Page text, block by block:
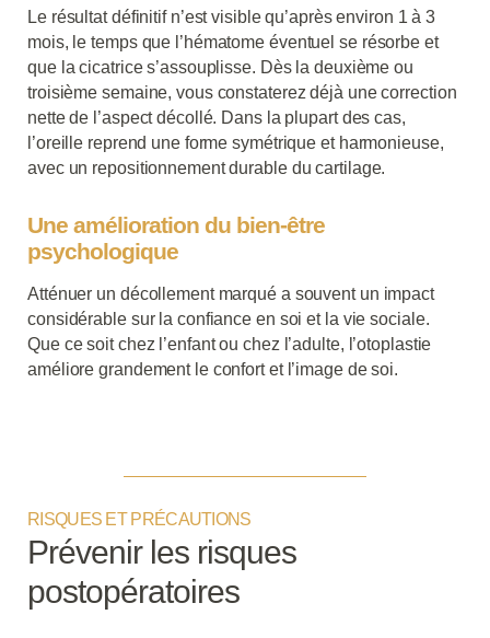
Le résultat définitif n’est visible qu’après environ 1 à 3
mois, le temps que l’hématome éventuel se résorbe et
que la cicatrice s’assouplisse. Dès la deuxième ou
troisième semaine, vous constaterez déjà une correction
nette de l’aspect décollé. Dans la plupart des cas,
l’oreille reprend une forme symétrique et harmonieuse,
avec un repositionnement durable du cartilage.
Une amélioration du bien-être
psychologique
Atténuer un décollement marqué a souvent un impact
considérable sur la confiance en soi et la vie sociale.
Que ce soit chez l’enfant ou chez l’adulte, l’otoplastie
améliore grandement le confort et l’image de soi.
RISQUES ET PRÉCAUTIONS
Prévenir les risques
postopératoires